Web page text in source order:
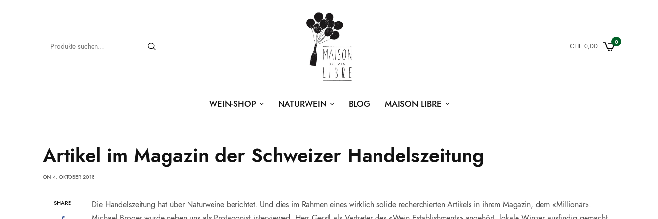
CHF 0,00
0
WEIN-SHOP NATURWEIN BLOG MAISON LIBRE
Artikel im Magazin der Schweizer Handelszeitung
ON 4. OKTOBER 2018
SHARE
Die Handelszeitung hat über Naturweine berichtet. Und dies im Rahmen eines wirklich solide recherchierten Artikels in ihrem Magazin, dem «Millionär».